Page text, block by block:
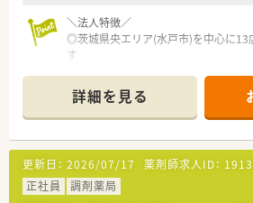
＼法人特徴／
◎茨城県央エリア(水戸市)を中心に13
す
茨城県で一番患者さんに愛される会社
＼キャリアパス／
◎複数店舗の統括や、本部勤務など、
◎異動は相談ベースで無理な異動はあ
◎産育休の実績多数！時短勤務で活躍
っしゃいます
詳細を見る
更新日： 2026/07/17 薬剤師求人ID：
正社員
調剤薬局